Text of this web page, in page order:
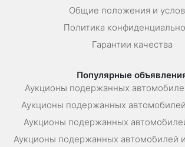
Общие положения и
Политика
Гарантии качества
Популярные
Аукционы подержанных
Аукционы подержанных
Аукционы подержанных
Аукционы подержанных автомобилей